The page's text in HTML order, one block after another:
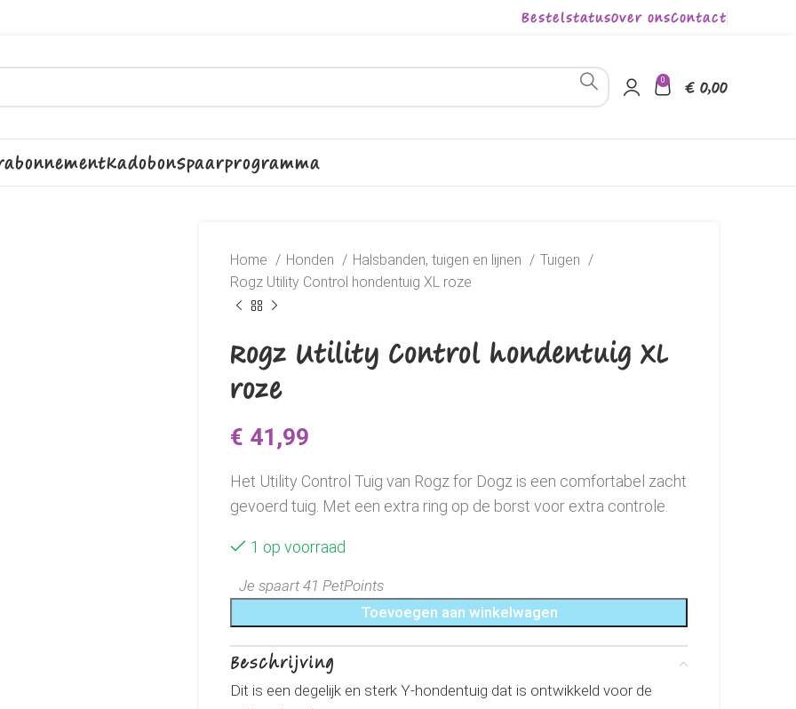
BestelstatusOver onsContact
0 € 0,00
KadobonSpaarprogramma
Home Honden Halsbanden, tuigen en lijnen
Tuigen
Rogz Utility Control hondentuig XL roze
Rogz Utility Control hondentuig XL
roze
€ 41,99
Het Utility Control Tuig van Rogz for Dogz is een comfortabel zacht
gevoerd tuig. Met een extra ring op de borst voor extra controle.
1 op voorraad
Je spaart 41 PetPoints
Toevoegen aan winkelwagen
Beschrijving
Dit is een degelijk en sterk Y-hondentuig dat is ontwikkeld voor de